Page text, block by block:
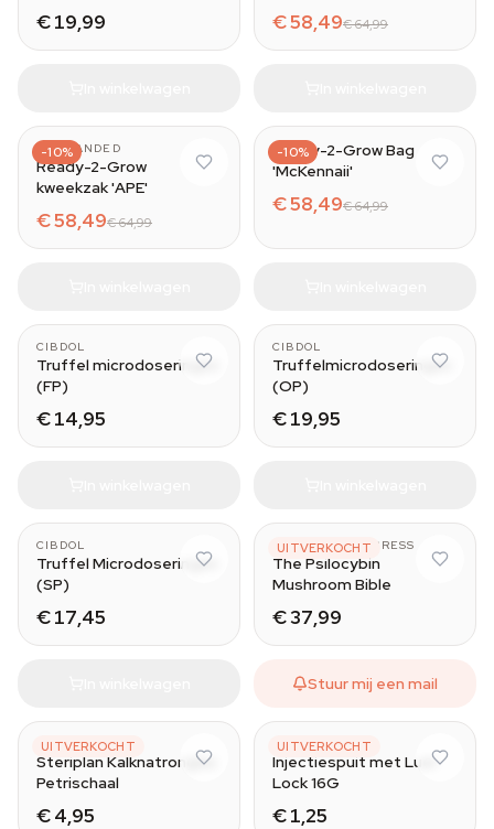
€ 19,99 € 58,49€ 64,99
-10%
UNBRANDED
Ready-2-Grow
kweekzak 'APE'
€ 58,49€ 64,99
-10%
Ready-2-Grow Bag
'McKennaii'
€ 58,49€ 64,99
CIBDOL
Truffel microdoseringen
(FP)
€ 14,95
CIBDOL
Truffelmicrodoseringen
(OP)
€ 19,95
CIBDOL
Truffel Microdoseringen
(SP)
€ 17,45
UITVERKOCHT
GREEN CANDY PRESS
The Psilocybin
Mushroom Bible
€ 37,99
Stuur mij een mail
UITVERKOCHT
STERIPLAN
Steriplan Kalknatronglas
Petrischaal
€ 4,95
UITVERKOCHT
BD
Injectiespuit met Luer
Lock 16G
€ 1,25